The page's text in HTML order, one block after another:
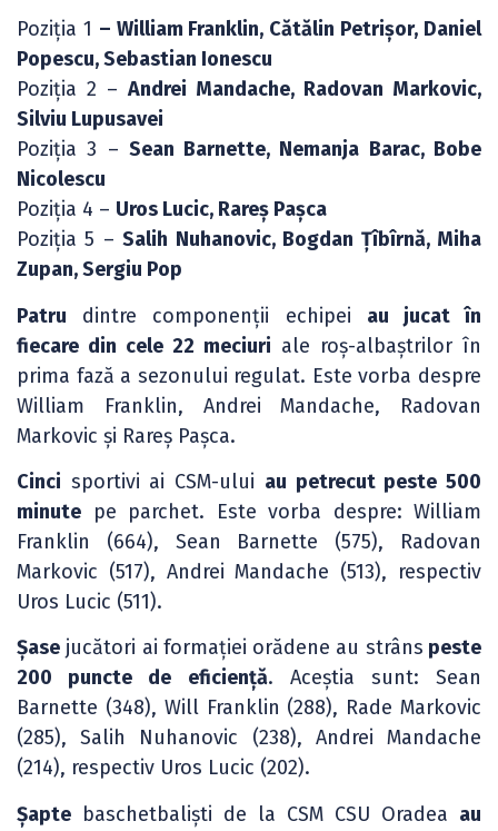
Poziția 1 – William Franklin, Cătălin Petrișor, Daniel
Popescu, Sebastian Ionescu
Poziția 2 – Andrei Mandache, Radovan Markovic,
Silviu Lupusavei
Poziția 3 – Sean Barnette, Nemanja Barac, Bobe
Nicolescu
Poziția 4 – Uros Lucic, Rareș Pașca
Poziția 5 –Salih Nuhanovic, Bogdan Țîbîrnă, Miha
Zupan, Sergiu Pop
Patru dintre componenții echipei au jucat în
fiecare din cele 22 meciuri ale roș-albaștrilor în
prima fază a sezonului regulat. Este vorba despre
William Franklin, Andrei Mandache, Radovan
Markovic și Rareș Pașca.
Cinci sportivi ai CSM-ului au petrecut peste 500
minute pe parchet. Este vorba despre: William
Franklin (664), Sean Barnette (575), Radovan
Markovic (517), Andrei Mandache (513), respectiv
Uros Lucic (511).
Șase jucători ai formației orădene au strâns peste
200 puncte de eficiență. Aceștia sunt: Sean
Barnette (348), Will Franklin (288), Rade Markovic
(285), Salih Nuhanovic (238), Andrei Mandache
(214), respectiv Uros Lucic (202).
Șapte baschetbaliști de la CSM CSU Oradea au